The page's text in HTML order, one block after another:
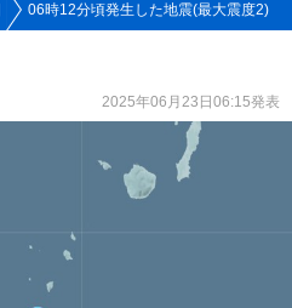
06時12分頃発生した地震(最大震度2)
2025年06月23日06:15発表